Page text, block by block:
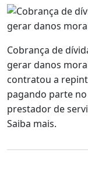
Cobrança de
gerar danos
contratou a
pagando parte
prestador de
Saiba mais.